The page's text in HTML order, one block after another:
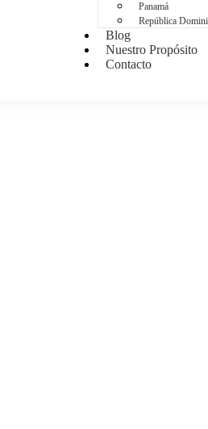
Panamá
República
Blog
Nuestro Propósito
Contacto